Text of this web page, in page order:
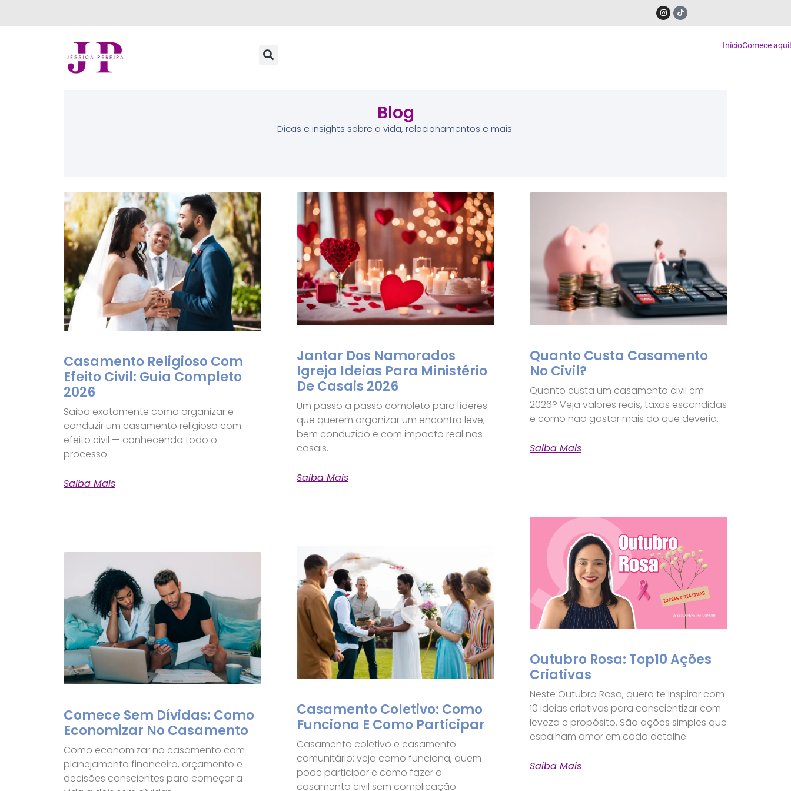
InícioComece aqui
Blog
Dicas e insights sobre a vida, relacionamentos e mais.
Casamento Religioso Com
Efeito Civil: Guia Completo
2026
Saiba exatamente como organizar e
conduzir um casamento religioso com
efeito civil — conhecendo todo o
processo.
Saiba Mais
Jantar Dos Namorados
Igreja Ideias Para Ministério
De Casais 2026
Um passo a passo completo para líderes
que querem organizar um encontro leve,
bem conduzido e com impacto real nos
casais.
Saiba Mais
Quanto Custa Casamento
No Civil?
Quanto custa um casamento civil em
2026? Veja valores reais, taxas escondidas
e como não gastar mais do que deveria.
Saiba Mais
Comece Sem Dívidas: Como
Economizar No Casamento
Como economizar no casamento com
planejamento financeiro, orçamento e
decisões conscientes para começar a
Casamento Coletivo: Como
Funciona E Como Participar
Casamento coletivo e casamento
comunitário: veja como funciona, quem
pode participar e como fazer o
casamento civil sem complicação.
Outubro Rosa: Top10 Ações
Criativas
Neste Outubro Rosa, quero te inspirar com
10 ideias criativas para conscientizar com
leveza e propósito. São ações simples que
espalham amor em cada detalhe.
Saiba Mais